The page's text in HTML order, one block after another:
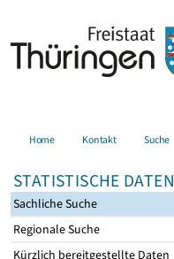
Home Kontakt Suche
STATISTISCHE DATEN
Sachliche Suche
Regionale Suche
Kürzlich bereitgestellte Daten